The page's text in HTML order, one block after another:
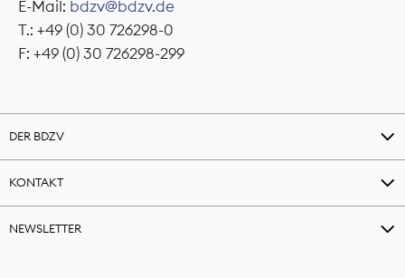
E-Mail: bdzv@bdzv.de
T.: +49 (0) 30 726298-0
F: +49 (0) 30 726298-299
DER BDZV
KONTAKT
NEWSLETTER